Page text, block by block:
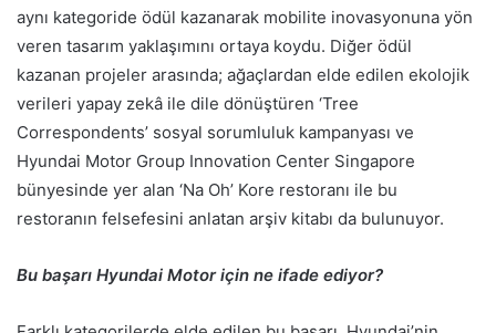
aynı kategoride ödül kazanarak mobilite inovasyonuna yön
veren tasarım yaklaşımını ortaya koydu. Diğer ödül
kazanan projeler arasında; ağaçlardan elde edilen ekolojik
verileri yapay zekâ ile dile dönüştüren ‘Tree
Correspondents’ sosyal sorumluluk kampanyası ve
Hyundai Motor Group Innovation Center Singapore
bünyesinde yer alan ‘Na Oh’ Kore restoranı ile bu
restoranın felsefesini anlatan arşiv kitabı da bulunuyor.
Bu başarı Hyundai Motor için ne ifade ediyor?